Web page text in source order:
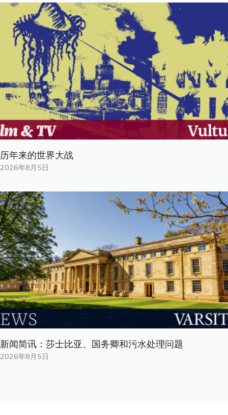
历年来的世界大战
2026年8月5日
新闻简讯：莎士比亚、国务卿和污水处理问题
2026年8月5日